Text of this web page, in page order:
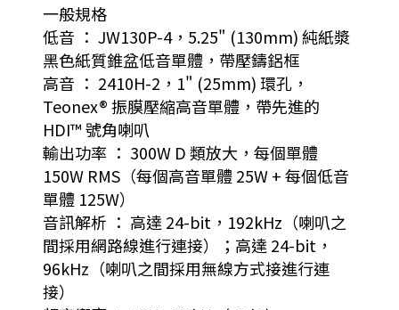
一般規格
低音 ： JW130P-4，5.25" (130mm) 純紙漿
黑色紙質錐盆低音單體，帶壓鑄鋁框
高音 ： 2410H-2，1" (25mm) 環孔，
Teonex® 振膜壓縮高音單體，帶先進的
HDI™ 號角喇叭
輸出功率 ： 300W D 類放大，每個單體
150W RMS（每個高音單體 25W + 每個低音
單體 125W）
音訊解析 ： 高達 24-bit，192kHz（喇叭之
間採用網路線進行連接）；高達 24-bit，
96kHz（喇叭之間採用無線方式接進行連
接）